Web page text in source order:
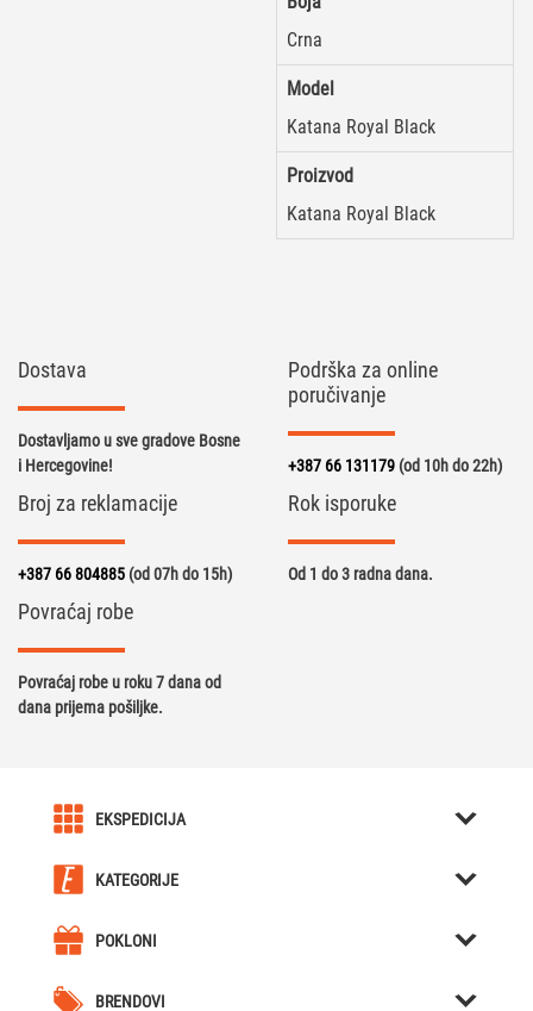
Crna
Model
Katana Royal Black
Proizvod
Katana Royal Black
Dostava
Dostavljamo u sve gradove Bosne
i Hercegovine!
Podrška za online
poručivanje
+387 66 131179 (od 10h do 22h)
Broj za reklamacije
+387 66 804885 (od 07h do 15h)
Rok isporuke
Od 1 do 3 radna dana.
Povraćaj robe
Povraćaj robe u roku 7 dana od
dana prijema pošiljke.
EKSPEDICIJA
Karijera u Ekspediciji
Uslovi kupovine
KATEGORIJE
Kutije za Satove / Nakit
Hjumidori / Breneri / Piksle / Sjekači za tompuse
POKLONI
BRENDOVI